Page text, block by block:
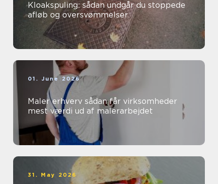
Kloakspuling: sådan undgår du stoppede
afløb og oversvømmelser
01. June 2026
Maler erhverv sådan får virksomheder
mest værdi ud af malerarbejdet
31. May 2026